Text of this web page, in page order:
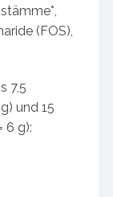
(FOS),
7,5
und 15
6 g):